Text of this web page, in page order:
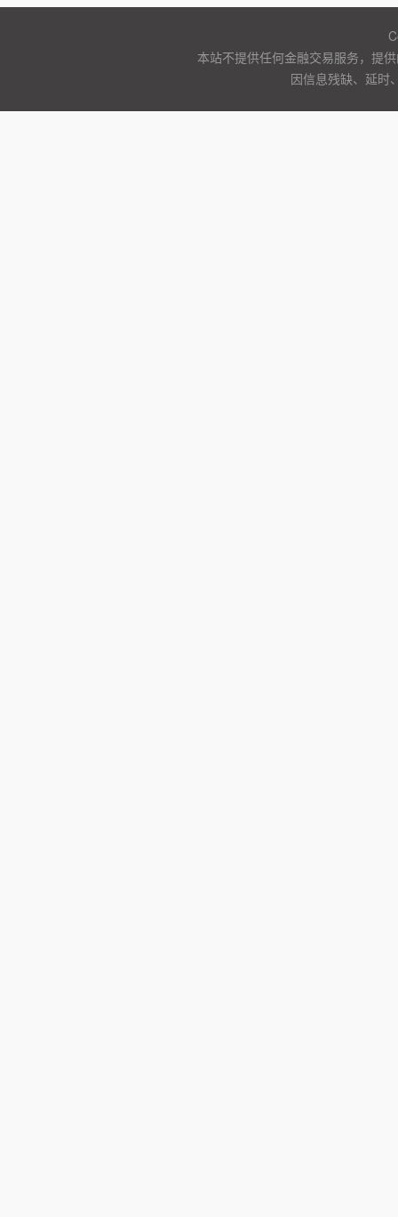
本站不提供任何金融交易服务，提
因信息残缺、延时